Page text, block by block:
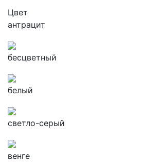
Цвет
антрацит
бесцветный
белый
светло-серый
венге